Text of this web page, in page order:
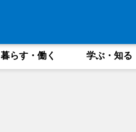
暮らす・働く 学ぶ・知る